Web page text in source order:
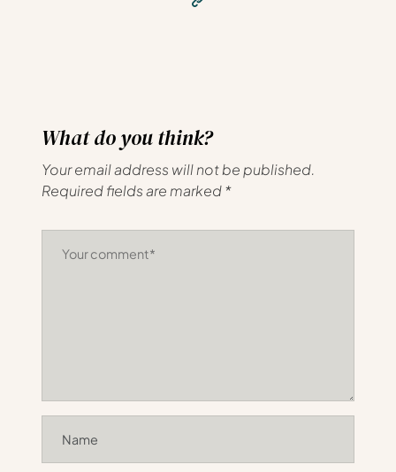
What do you think?
Your email address will not be published.
Required fields are marked*